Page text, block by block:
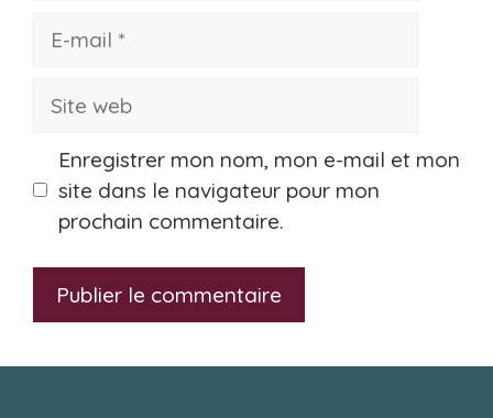
Enregistrer mon nom, mon e-mail et mon
site dans le navigateur pour mon
prochain commentaire.